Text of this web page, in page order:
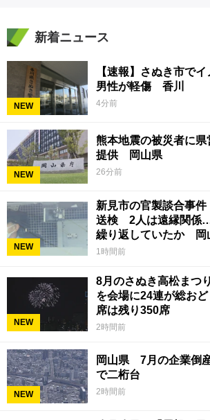
新着ニュース
NEW
【速報】さぬき市で
男性が軽傷 香川
4分前
NEW
熊本地震の被災者に
提供 岡山県
26分前
NEW
新見市の官製談合事
送検 2人は遠縁関係
繰り返していたか 岡
1時間前
NEW
8月のさぬき高松まつ
を会場に24連が総お
席は残り350席
2時間前
NEW
岡山県 7月の企業倒
で二桁台
2時間前